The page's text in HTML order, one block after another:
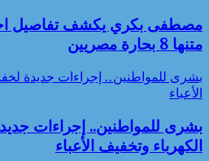
مصطفى بكري يكشف تفاصيل
متنها 8 بحارة مصريين
بشرى للمواطنين.. إجراءات جديدة
الأعباء
بشرى للمواطنين.. إجراءات
الكهرباء وتخفيف الأعباء